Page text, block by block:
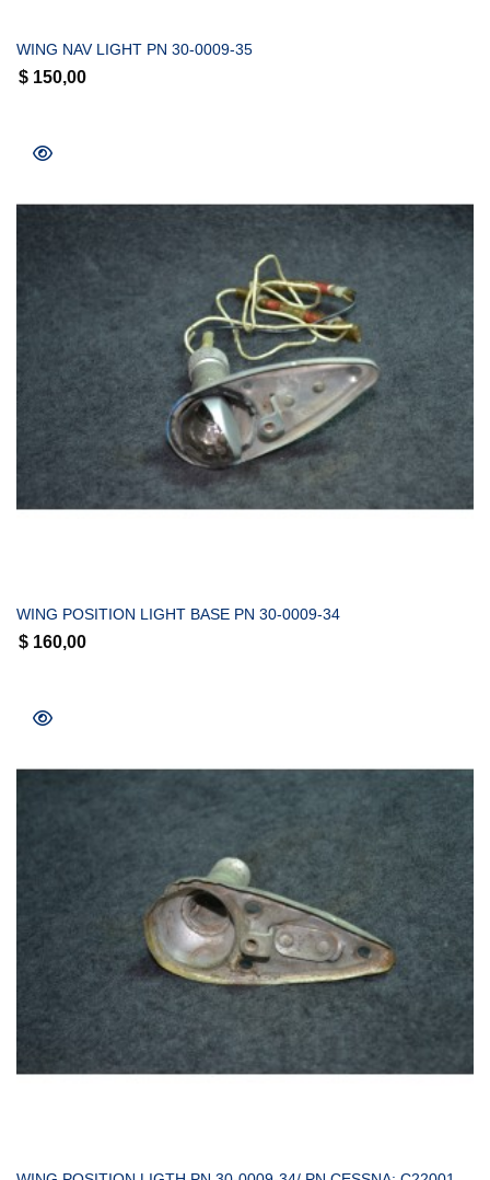
WING NAV LIGHT PN 30-0009-35
$ 150,00
WING POSITION LIGHT BASE PN 30-0009-34
$ 160,00